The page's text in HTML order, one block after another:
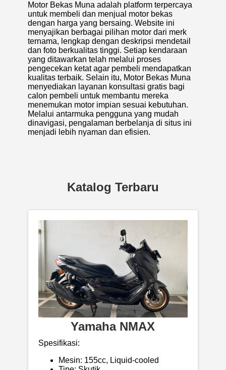
Motor Bekas Muna adalah platform terpercaya
untuk membeli dan menjual motor bekas
dengan harga yang bersaing. Website ini
menyajikan berbagai pilihan motor dari merk
ternama, lengkap dengan deskripsi mendetail
dan foto berkualitas tinggi. Setiap kendaraan
yang ditawarkan telah melalui proses
pengecekan ketat agar pembeli mendapatkan
kualitas terbaik. Selain itu, Motor Bekas Muna
menyediakan layanan konsultasi gratis bagi
calon pembeli untuk membantu mereka
menemukan motor impian sesuai kebutuhan.
Melalui antarmuka pengguna yang mudah
dinavigasi, pengalaman berbelanja di situs ini
menjadi lebih nyaman dan efisien.
Katalog Terbaru
Yamaha NMAX
Spesifikasi:
Mesin: 155cc, Liquid-cooled